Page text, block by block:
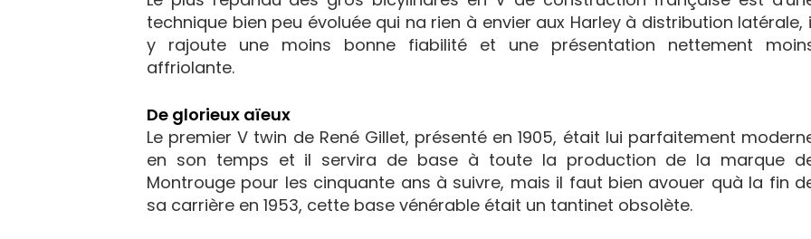
technique bien peu évoluée qui na rien à envier aux Harley à distribution latérale,
y rajoute une moins bonne fiabilité et une présentation nettement
affriolante.
De glorieux aïeux
Le premier V twin de René Gillet, présenté en 1905, était lui parfaitement
en son temps et il servira de base à toute la production de la marque
Montrouge pour les cinquante ans à suivre, mais il faut bien avouer quà la fin
sa carrière en 1953, cette base vénérable était un tantinet obsolète.